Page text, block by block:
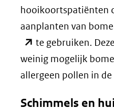
een
andere
hooikoortspatiënten
aanplanten van
te gebruiken.
weinig mogelijk
allergeen pollen in
Schimmels en